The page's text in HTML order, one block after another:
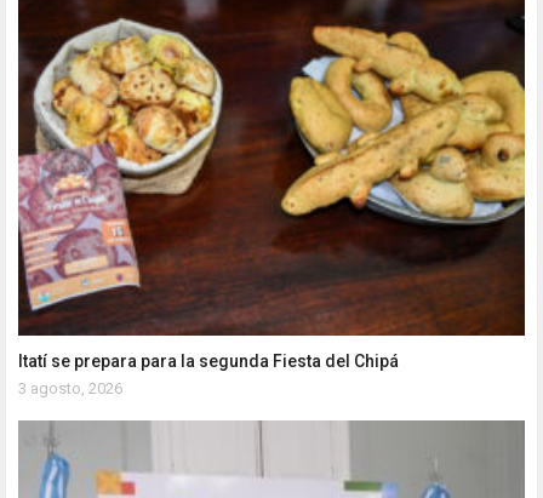
Itatí se prepara para la segunda Fiesta del Chipá
3 agosto, 2026